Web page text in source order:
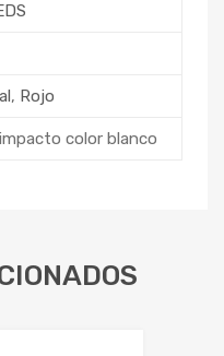
, Rojo
color blanco